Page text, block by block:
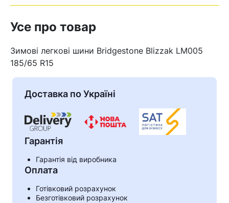
Усе про товар
Зимові легкові шини Bridgestone Blizzak LM005
185/65 R15
Доставка по Україні
Гарантія
Гарантія від виробника
Оплата
Готівковий розрахунок
Безготівковий розрахунок